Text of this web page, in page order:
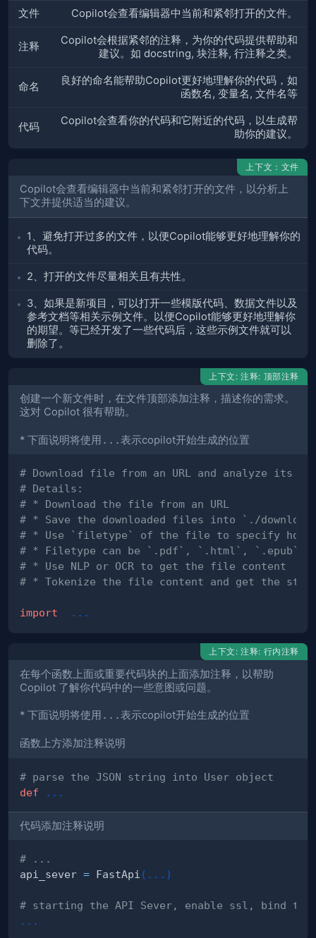
文件 Copilot会查看编辑器中当前和紧邻打开的文件。
注释
Copilot会根据紧邻的注释，为你的代码提供帮助和
建议。如 docstring, 块注释, 行注释之类。
命名
良好的命名能帮助Copilot更好地理解你的代码，如
函数名, 变量名, 文件名等
代码
Copilot会查看你的代码和它附近的代码，以生成帮
助你的建议。
上下文：文件
Copilot会查看编辑器中当前和紧邻打开的文件，以分析上
下文并提供适当的建议。
1、避免打开过多的文件，以便Copilot能够更好地理解你的
代码。
2、打开的文件尽量相关且有共性。
3、如果是新项目，可以打开一些模版代码、数据文件以及
参考文档等相关示例文件。以便Copilot能够更好地理解你
的期望。等已经开发了一些代码后，这些示例文件就可以
删除了。
上下文: 注释: 顶部注释
创建一个新文件时，在文件顶部添加注释，描述你的需求。
这对 Copilot 很有帮助。
* 下面说明将使用 ...表示copilot开始生成的位置
# Download file from an URL and analyze its
# Details:
# * Download the file from an URL
# * Save the downloaded files into `./
# * Use `filetype` of the file to specify how
# * Filetype can be `.pdf`, `.html`, `.epub`,
# * Use NLP or OCR to get the file content
# * Tokenize the file content and get the
import . . .
上下文: 注释: 行内注释
在每个函数上面或重要代码块的上面添加注释，以帮助
Copilot 了解你代码中的一些意图或问题。
* 下面说明将使用 ...表示copilot开始生成的位置
函数上方添加注释说明
# parse the JSON string into User object
def
. . .
代码添加注释说明
# ...
api_sever = FastApi ( . . . )
# starting the API Sever, enable ssl, bind to
. . .